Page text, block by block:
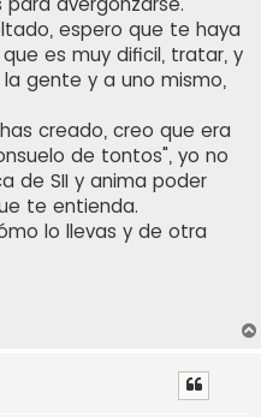
espero que te haya
es muy dificil, tratar, y
gente y a uno mismo,
creado, creo que era
de tontos", yo no
de SII y anima poder
te entienda.
lo llevas y de otra